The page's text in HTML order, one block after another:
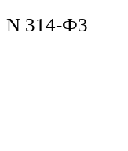
N 314-Ф3